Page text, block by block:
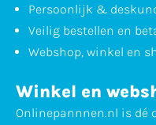
Persoonlijk &
Veilig bestellen en
Webshop, winkel en
Winkel en
Onlinepannnen.nl is dé